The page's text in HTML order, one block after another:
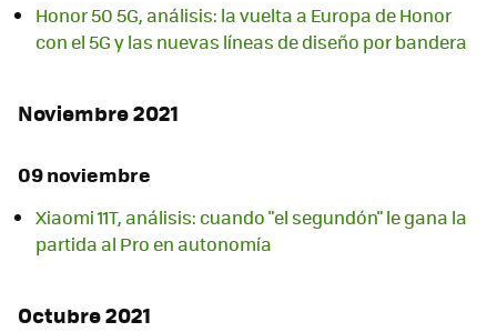
Honor 50 5G, análisis: la vuelta a Europa de Honor
con el 5G y las nuevas líneas de diseño por bandera
Noviembre 2021
09 noviembre
Xiaomi 11T, análisis: cuando "el segundón" le gana la
partida al Pro en autonomía
Octubre 2021